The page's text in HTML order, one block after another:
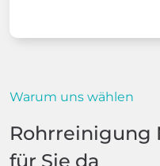
Warum uns wählen
Rohrreinigung
für Sie da